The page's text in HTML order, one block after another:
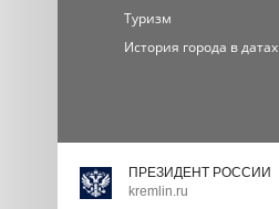
Туризм
История города в датах
ПРЕЗИДЕНТ РОССИИ
kremlin.ru